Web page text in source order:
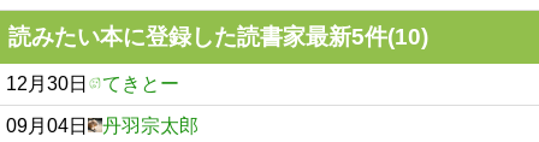
読みたい本に登録した読書家最新5件(10)
12月30日 てきとー
09月04日 丹羽宗太郎